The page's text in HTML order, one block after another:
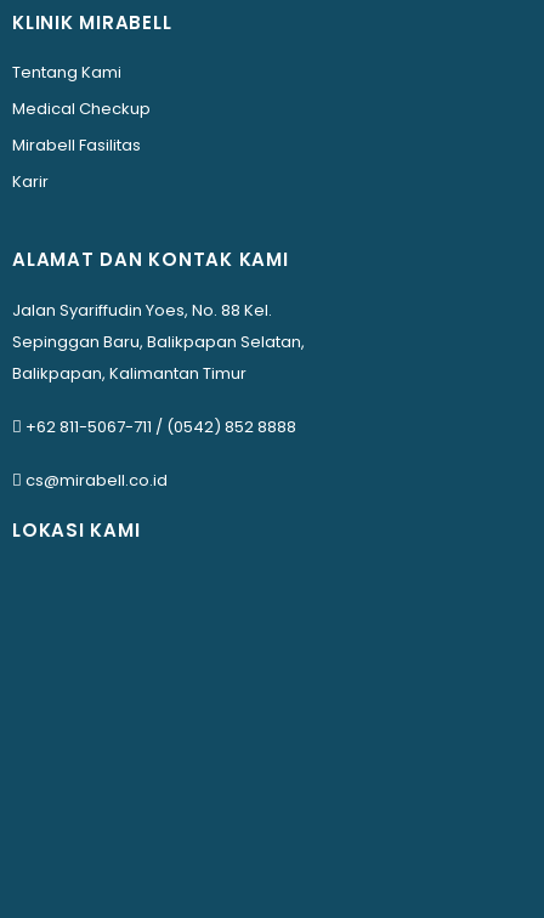
KLINIK MIRABELL
Tentang Kami
Medical Checkup
Mirabell Fasilitas
Karir
ALAMAT DAN KONTAK KAMI
Jalan Syariffudin Yoes, No. 88 Kel.
Sepinggan Baru, Balikpapan Selatan,
Balikpapan, Kalimantan Timur
+62 811-5067-711 / (0542) 852 8888
cs@mirabell.co.id
LOKASI KAMI